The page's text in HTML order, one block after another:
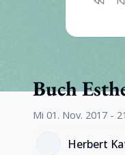
Buch
Mi 01. Nov. 2017 -
Herbert